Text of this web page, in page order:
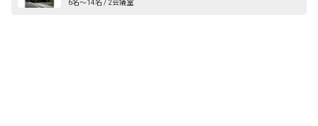
6名〜14名 / 2会議室